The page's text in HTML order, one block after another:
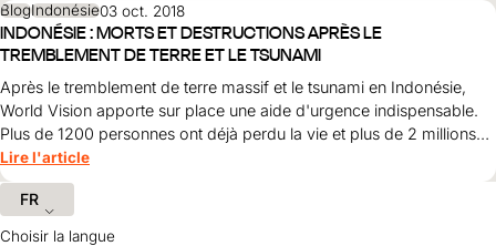
BlogIndonésie03 oct. 2018
INDONÉSIE : MORTS ET DESTRUCTIONS APRÈS LE
TREMBLEMENT DE TERRE ET LE TSUNAMI
Après le tremblement de terre massif et le tsunami en Indonésie,
World Vision apporte sur place une aide d'urgence indispensable.
Plus de 1200 personnes ont déjà perdu la vie et plus de 2 millions
sont touchées.
Lire l'article
FR
Choisir la langue